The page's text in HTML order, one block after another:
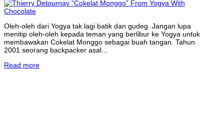
Oleh-oleh dari Yogya tak lagi batik dan gudeg. Jangan lupa
menitip oleh-oleh kepada teman yang berlibur ke Yogya untuk
membawakan Cokelat Monggo sebagai buah tangan. Tahun
2001 seorang backpacker asal...
Read more